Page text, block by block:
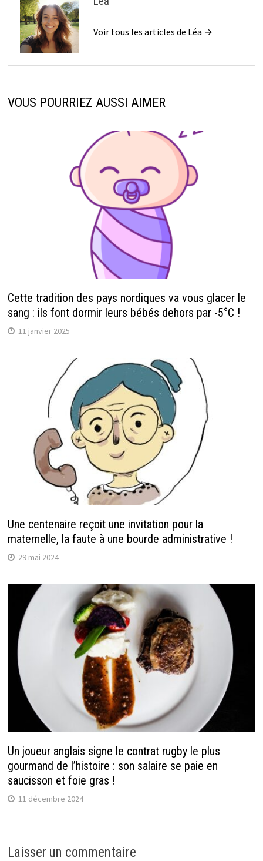
Voir tous les articles de Léa →
VOUS POURRIEZ AUSSI AIMER
Cette tradition des pays nordiques va vous glacer le
sang : ils font dormir leurs bébés dehors par -5°C !
11 janvier 2025
Une centenaire reçoit une invitation pour la
maternelle, la faute à une bourde administrative !
29 mai 2024
Un joueur anglais signe le contrat rugby le plus
gourmand de l’histoire : son salaire se paie en
saucisson et foie gras !
11 décembre 2024
Laisser un commentaire